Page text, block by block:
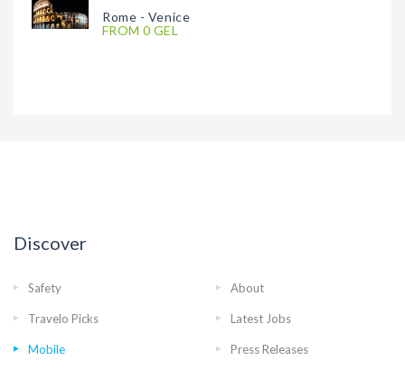
Rome - Venice
FROM 0 GEL
Discover
Safety About
Travelo Picks Latest Jobs
Mobile Press Releases